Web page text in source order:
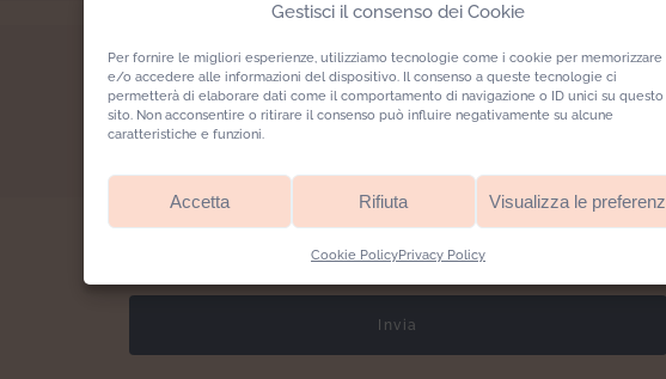
Gestisci il consenso dei Cookie
Per fornire le migliori esperienze, utilizziamo tecnologie come i cookie per memorizzare
e/o accedere alle informazioni del dispositivo. Il consenso a queste tecnologie ci
permetterà di elaborare dati come il comportamento di navigazione o ID unici su questo
sito. Non acconsentire o ritirare il consenso può influire negativamente su alcune
caratteristiche e funzioni.
Accetta Rifiuta Visualizza le
Cookie PolicyPrivacy Policy
Ho letto e accettato l’informativa sulla privacy.
Invia